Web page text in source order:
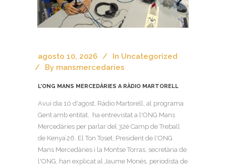
agosto 10, 2026 In Uncategorized
By mansmercedaries
L’ONG MANS MERCEDÀRIES A RÀDIO MARTORELL
Avui dia 10 d'agost, Ràdio Martorell, al programa
Gent amb entitat, ha entrevistat a l'ONG Mans
Mercedàries per parlar del 32è Camp de Treball
de Kenya’26. El Ton Toset, President de l'ONG
Mans Mercedàries i la Montse Torras, secretària de
l'ONG, han explicat al Jaume Monés, periodista de